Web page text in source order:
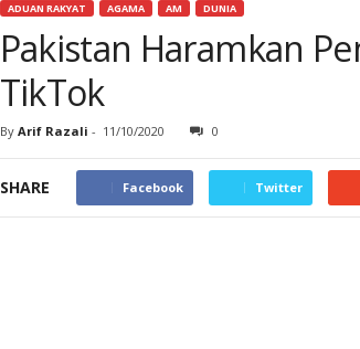
ADUAN RAKYAT AGAMA AM DUNIA
Pakistan Haramkan
TikTok
By Arif Razali - 11/10/2020 0
SHARE Facebook Twitter